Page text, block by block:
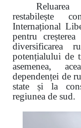
restabilește
Internațional
pentru
diversificarea
potențialului de
asemenea,
dependenței de
state și la
regiunea de sud.